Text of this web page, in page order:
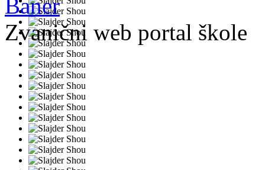
Zvanični web portal škole